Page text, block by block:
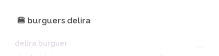
🍔 burguers delira
delira burguer
---